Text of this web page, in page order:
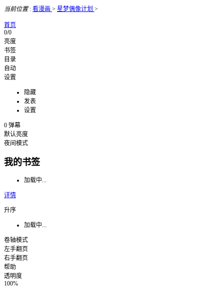
当前位置: 看漫画 > 星梦偶像计划 >
首页
0/0
亮度
书签
目录
自动
设置
隐藏
发表
设置
0 弹幕
默认亮度
夜间模式
我的书签
加载中...
详情
升序
加载中...
卷轴模式
左手翻页
右手翻页
帮助
透明度
100%